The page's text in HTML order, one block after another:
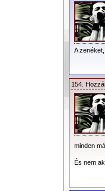
A
154.
minden
És nem